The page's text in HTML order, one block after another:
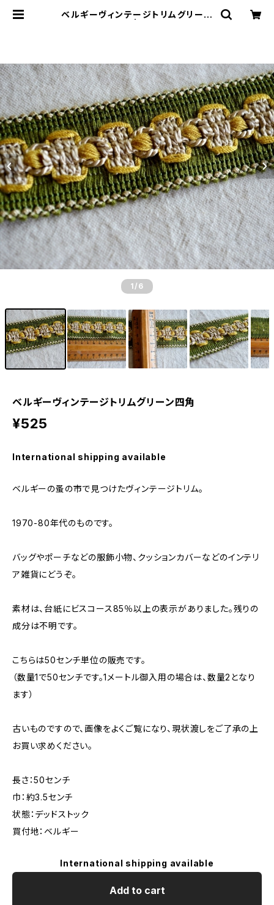
ベルギーヴィンテージトリムグリーン
1 /6
ベルギーヴィンテージトリムグリーン四角
¥525
International shipping available
ベルギーの蚤の市で見つけたヴィンテージトリム。
1970-80年代のものです。
バッグやポーチなどの服飾小物、クッションカバーなどのインテリ
ア雑貨にどうぞ。
素材は、台紙にビスコース85％以上の表示がありました。残りの
成分は不明です。
こちらは50センチ単位の販売です。
（数量1で50センチです。1メートル御入用の場合は、数量2となり
ます）
古いものですので、画像をよくご覧になり、現状渡しをご了承の上
お買い求めください。
長さ：50センチ
巾：約3.5センチ
状態：デッドストック
買付地：ベルギー
International shipping available
Add to cart